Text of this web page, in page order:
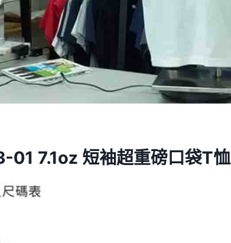
7.1oz 短袖超重磅口袋T恤